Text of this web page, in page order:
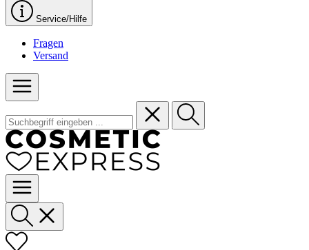
Service/Hilfe
Fragen
Versand